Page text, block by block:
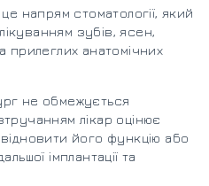
напрям стоматології, який
зубів, ясен,
прилеглих анатомічних
не обмежується
лікар оцінює
його функцію або
імплантації та